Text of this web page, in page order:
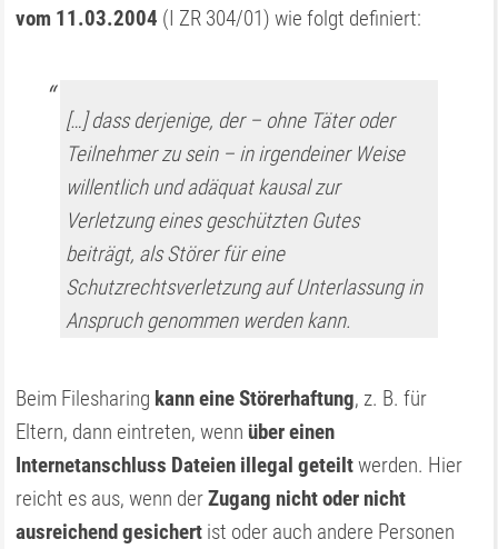
vom 11.03.2004 (I ZR 304/01) wie folgt definiert:
[…] dass derjenige, der – ohne Täter oder
Teilnehmer zu sein – in irgendeiner Weise
willentlich und adäquat kausal zur
Verletzung eines geschützten Gutes
beiträgt, als Störer für eine
Schutzrechtsverletzung auf Unterlassung in
Anspruch genommen werden kann.
Beim Filesharing kann eine Störerhaftung, z. B. für
Eltern, dann eintreten, wenn über einen
Internetanschluss Dateien illegal geteiltwerden. Hier
reicht es aus, wenn derZugang nicht oder nicht
ausreichend gesichert ist oder auch andere Personen